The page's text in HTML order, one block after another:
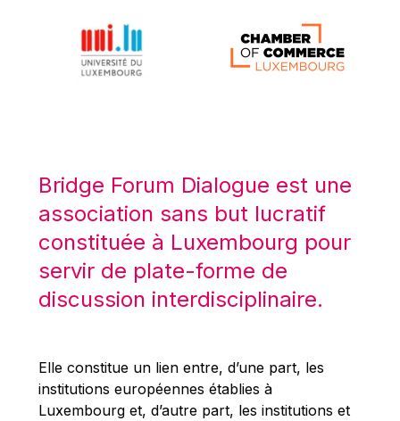
Lucas Papademos
Máire Geoghegan-Quinn
Mario Centeno
Mario Monti
Maroš ŠEFČOVIČ
Martin Bailey
Martine Reicherts
Michael Sohlman
Michel Goedert
Bridge Forum Dialogue est une
association sans but lucratif
constituée à Luxembourg pour
servir de plate-forme de
discussion interdisciplinaire.
Elle constitue un lien entre, d’une part, les
institutions européennes établies à
Luxembourg et, d’autre part, les institutions et